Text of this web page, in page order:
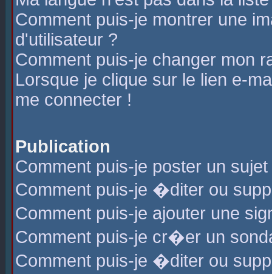
Comment puis-je montrer une
d'utilisateur ?
Comment puis-je changer mon
Lorsque je clique sur le lien e-
me connecter !
Publication
Comment puis-je poster un
Comment puis-je �diter ou
Comment puis-je ajouter une
Comment puis-je cr�er un
Comment puis-je �diter ou